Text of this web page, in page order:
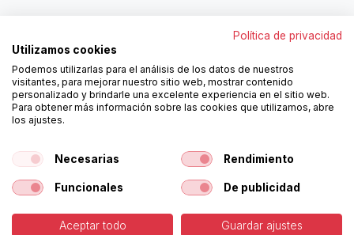
962250313
ortola@ortola-sa.es
Av. d'Albaida, s/n
46840 La Pobla del Duc (Valencia)
¡Síguenos!
Política de privacidad
Utilizamos cookies
Podemos utilizarlas para el análisis de los datos de nuestros
visitantes, para mejorar nuestro sitio web, mostrar contenido
personalizado y brindarle una excelente experiencia en el sitio web.
Para obtener más información sobre las cookies que utilizamos, abre
los ajustes.
Necesarias Rendimiento
Funcionales De publicidad
Aceptar todo Guardar ajustes